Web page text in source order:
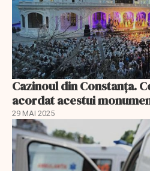
Cazinoul din Constanța.
acordat acestui
29 MAI 2025